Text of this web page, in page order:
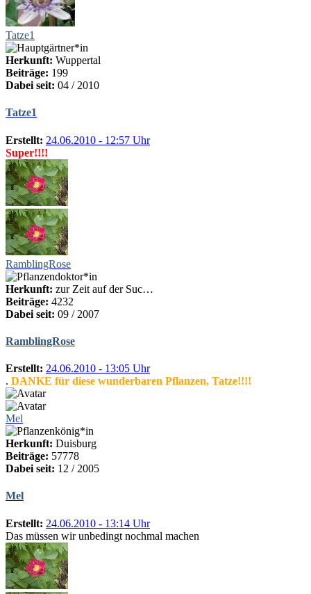
Tatze1
Herkunft: Wuppertal
Beiträge: 199
Dabei seit: 04 / 2010
Tatze1
Erstellt: 24.06.2010 - 12:57 Uhr
Super!!!!
RamblingRose
Herkunft: zur Zeit auf der Suc…
Beiträge: 4232
Dabei seit: 09 / 2007
RamblingRose
Erstellt: 24.06.2010 - 13:05 Uhr
. DANKE für diese wunderbaren Pflanzen, Tatze!!!!
Mel
Herkunft: Duisburg
Beiträge: 57778
Dabei seit: 12 / 2005
Mel
Erstellt: 24.06.2010 - 13:14 Uhr
Das müssen wir unbedingt nochmal machen